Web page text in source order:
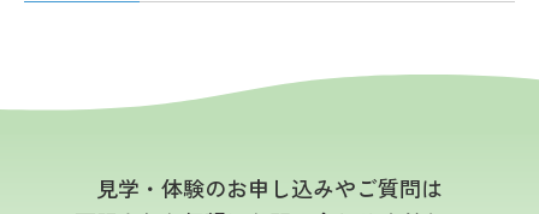
見学・体験のお申し込みやご質問は